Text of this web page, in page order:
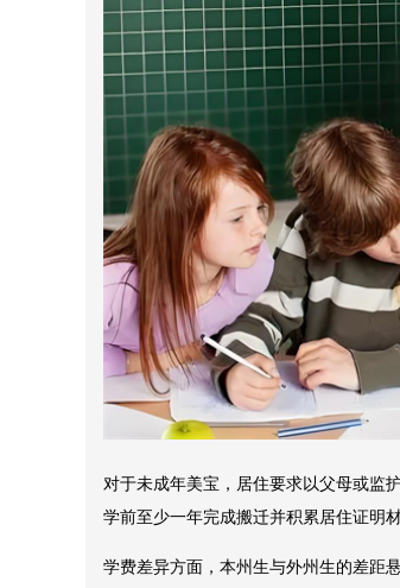
对于未成年美宝，居住要求以父母或监
学前至少一年完成搬迁并积累居住证明材
学费差异方面，本州生与外州生的差距